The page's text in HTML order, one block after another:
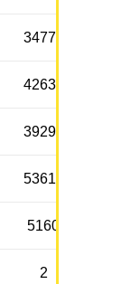
34775
42633
39294
53611
5160
2